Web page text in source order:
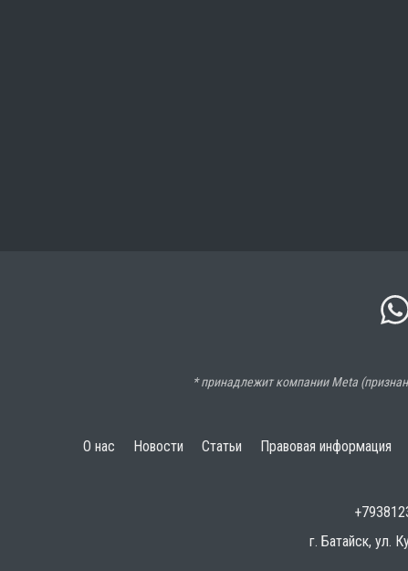
* принадлежит компании Meta
О нас Новости Статьи Правовая информация
г. Батайск, ул.